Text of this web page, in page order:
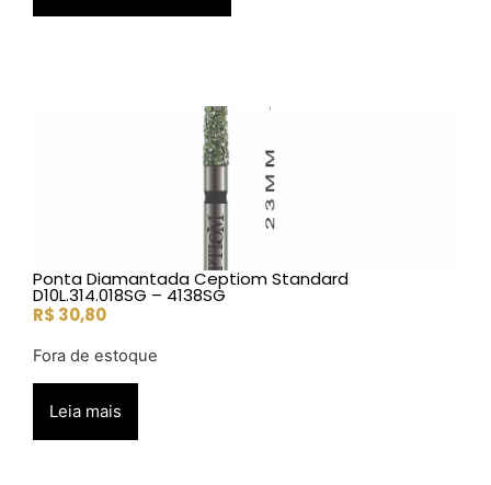
Ponta Diamantada Ceptiom Standard
D10L.314.018SG – 4138SG
R$ 30,80
Fora de estoque
Leia mais